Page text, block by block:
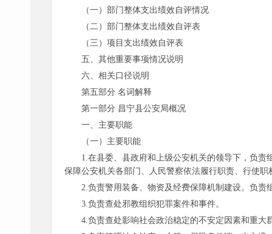
（一）部门整体支出绩效自评情况
（二）部门整体支出绩效自评表
（三）项目支出绩效自评表
五、其他重要事项情况说明
六、相关口径说明
第五部分 名词解释
第一部分 昌宁县公安局概况
一、主要职能
（一）主要职能
1.在县委、县政府和上级公安机关的领导下，负
保障公安机关各部门、人民警察依法履行职责、行使
2.负责警用装备、物资及经费保障机制建设。负
3.负责查处邪教组织犯罪案件和事件。
4.负责查处影响社会政治稳定的不安定因素和重大